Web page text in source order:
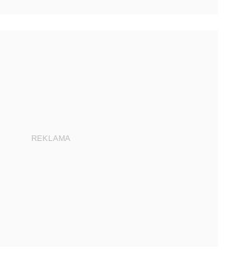
REKLAMA